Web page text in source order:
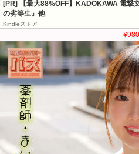
[PR] 【最大88%OFF】KADOKAWA 電
の劣等生』他
Kindleストア
¥980